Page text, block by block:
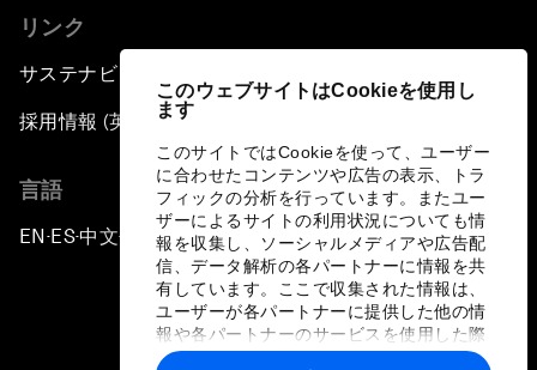
このウェブサイトはCookieを使用し
ます
このサイトではCookieを使って、ユーザー
に合わせたコンテンツや広告の表示、トラ
フィックの分析を行っています。またユー
ザーによるサイトの利用状況についても情
報を収集し、ソーシャルメディアや広告配
信、データ解析の各パートナーに情報を共
有しています。ここで収集された情報は、
ユーザーが各パートナーに提供した他の情
報や各パートナーのサービスを使用した際
に収集された情報と組み合わされ、各パー
リンク
サステナビリティへの取り組み
採用情報 (英語のみ)
言語
EN ▪ ES▪中文▪ 日本語